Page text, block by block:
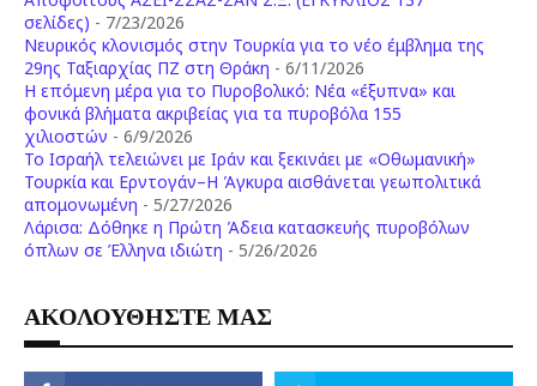
σελίδες) - 7/23/2026
Νευρικός κλονισμός στην Τουρκία για το νέο έμβλημα της
29ης Ταξιαρχίας ΠΖ στη Θράκη - 6/11/2026
Η επόμενη μέρα για το Πυροβολικό: Νέα «έξυπνα» και
φονικά βλήματα ακριβείας για τα πυροβόλα 155
χιλιοστών - 6/9/2026
Το Ισραήλ τελειώνει με Ιράν και ξεκινάει με «Οθωμανική»
Τουρκία και Ερντογάν–Η Άγκυρα αισθάνεται γεωπολιτικά
απομονωμένη - 5/27/2026
Λάρισα: Δόθηκε η Πρώτη Άδεια κατασκευής πυροβόλων
όπλων σε Έλληνα ιδιώτη - 5/26/2026
ΑΚΟΛΟΥΘΗΣΤΕ ΜΑΣ